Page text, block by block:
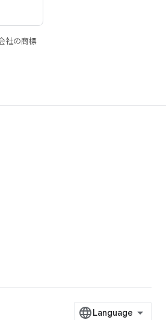
社の商標